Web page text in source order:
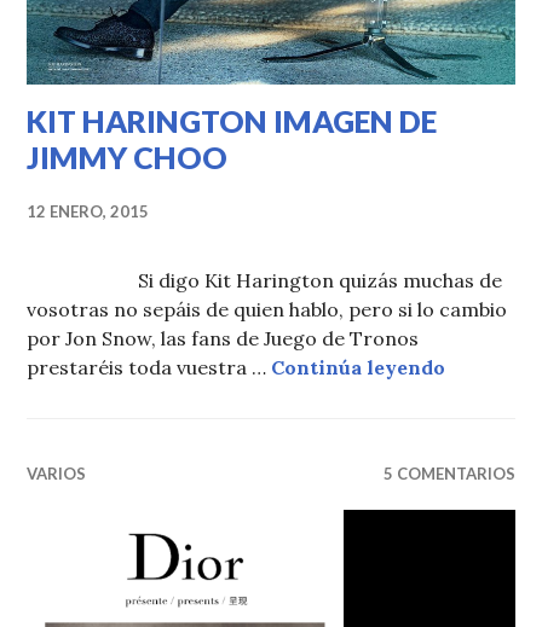
KIT HARINGTON IMAGEN DE
JIMMY CHOO
12 ENERO, 2015
Si digo Kit Harington quizás muchas de
vosotras no sepáis de quien hablo, pero si lo cambio
por Jon Snow, las fans de Juego de Tronos
prestaréis toda vuestra … Continúa leyendo
VARIOS 5 COMENTARIOS